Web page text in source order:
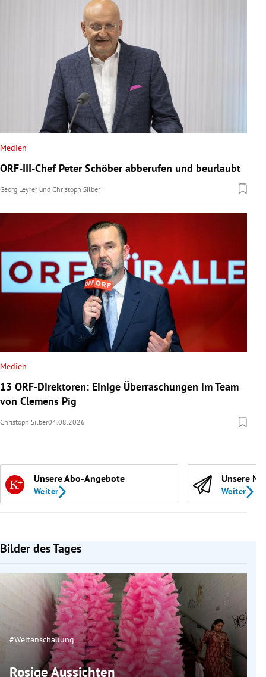
Medien
ORF-III-Chef Peter Schöber abberufen und beurlaubt
Georg Leyrer und Christoph Silber
Medien
13 ORF-Direktoren: Einige Überraschungen im Team
von Clemens Pig
Christoph Silber04.08.2026
Unsere Abo-Angebote
Weiter
Unsere
Weiter
Bilder des Tages
#Weltanschauung
Rosige Aussichten